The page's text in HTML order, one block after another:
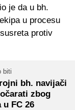
je da u bh.
u procesu
protiv
biti
bh. navijači
zbog
u FC 26